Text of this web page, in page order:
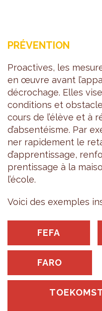
PRÉ­VEN­TION
Proac­tives, les
en œuvre avant
décro­chage. Elles
condi­tions et
cours de l’élève et à
d’ab­sen­téisme. Par
ner rapi­de­ment le
d’ap­pren­tis­sage,
pren­tis­sage à la
l’école.
Voici des exemples
FEFA
FARO